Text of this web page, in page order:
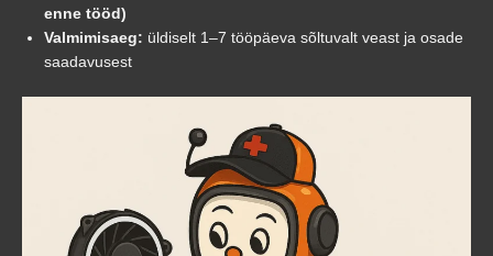
enne tööd)
Valmimisaeg: üldiselt 1–7 tööpäeva sõltuvalt veast ja osade
saadavusest